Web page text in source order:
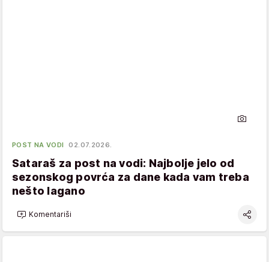
POST NA VODI 02.07.2026.
Sataraš za post na vodi: Najbolje jelo od
sezonskog povrća za dane kada vam treba
nešto lagano
Komentariši